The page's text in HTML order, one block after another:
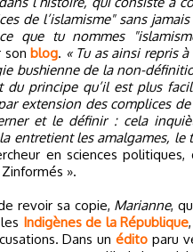
de l’islamisme" sans
que tu nommes
sonblog. « Tu as ainsi repris
bushienne de la non-
du principe qu’il est plus
extension des complices
et le définir : cela
entretient les amalgames, le
en sciences
».
revoir sa copie, Marianne,
Indigènes de la République
Dans un édito paru